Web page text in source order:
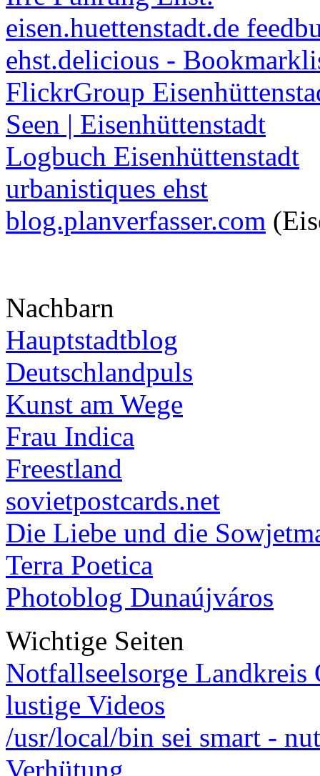
eisen.huettenstadt.de
ehst.delicious -
FlickrGroup
Seen | Eisenhüttenstadt
Logbuch Eisenhüttenstadt
urbanistiques ehst
blog.planverfasser.com
Nachbarn
Hauptstadtblog
Deutschlandpuls
Kunst am Wege
Frau Indica
Freestland
sovietpostcards.net
Die Liebe und die
Terra Poetica
Photoblog Dunaújváros
Wichtige Seiten
Notfallseelsorge Landkreis
lustige Videos
/usr/local/bin sei smart -
Verhütung